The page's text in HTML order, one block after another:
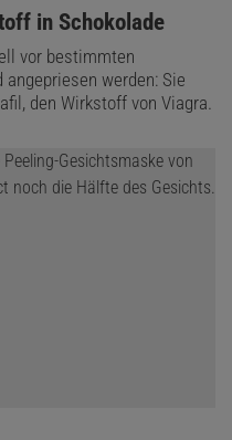
in Schokolade
vor bestimmten
werden: Sie
den Wirkstoff von Viagra.